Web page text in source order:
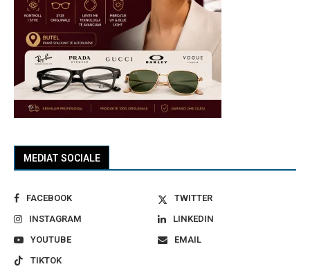
MEDIAT SOCIALE
FACEBOOK
TWITTER
INSTAGRAM
LINKEDIN
YOUTUBE
EMAIL
TIKTOK